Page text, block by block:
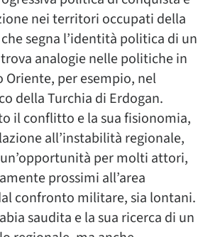
nei territori occupati della
segna l’identità politica di un
analogie nelle politiche in
Oriente, per esempio, nel
della Turchia di Erdogan.
il conflitto e la sua fisionomia,
all’instabilità regionale,
per molti attori,
prossimi all’area
confronto militare, sia lontani.
saudita e la sua ricerca di un